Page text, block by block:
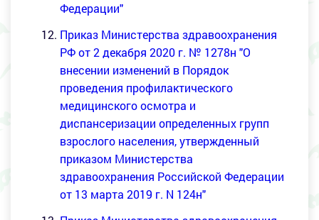
Федерации"
Приказ Министерства здравоохранения
РФ от 2 декабря 2020 г. № 1278н "О
внесении изменений в Порядок
проведения профилактического
медицинского осмотра и
диспансеризации определенных групп
взрослого населения, утвержденный
приказом Министерства
здравоохранения Российской Федерации
от 13 марта 2019 г. N 124н"